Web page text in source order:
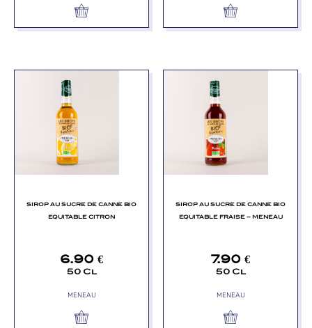
SIROP AU SUCRE DE CANNE BIO
EQUITABLE CITRON
6.90 €
50 Cl
MENEAU
SIROP AU SUCRE DE CANNE BIO
EQUITABLE FRAISE – MENEAU
7.90 €
50 Cl
MENEAU